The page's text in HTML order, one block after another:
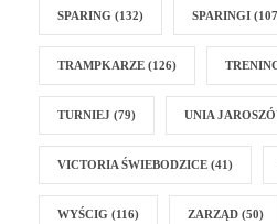
SPARING (132) SPARINGI
TRAMPKARZE (126)
TURNIEJ (79) UNIA
VICTORIA ŚWIEBODZICE (41)
WYŚCIG (116) ZARZĄD (50)